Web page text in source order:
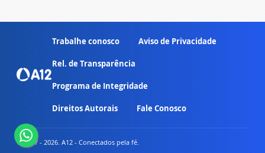
Trabalhe conosco Aviso de Privacidade
Rel. de Transparência
Programa de Integridade
Direitos Autorais Fale Conosco
© 2007 - 2026. A12 - Conectados pela fé.